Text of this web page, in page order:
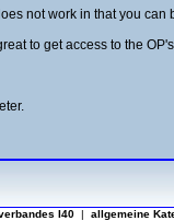
not work in that you can
to get access to the
I40 |
allgemeine